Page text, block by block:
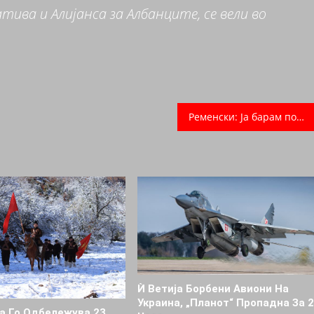
и Алијанса за Албанците, се вели во
Ременски: Ја барам поддршката од искрените борци и членови на СДСМ
Ѝ Ветија Борбени Авиони На
Украина, „планот“ Пропадна За